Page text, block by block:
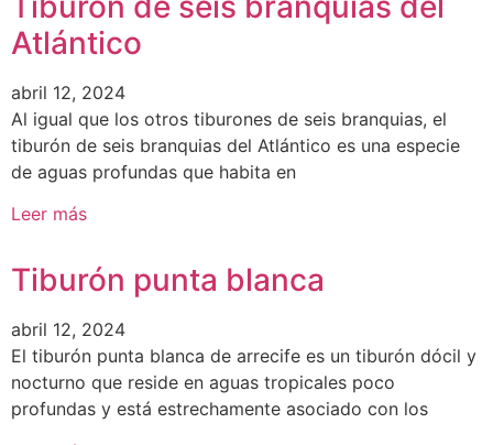
Atlántico
abril 12, 2024
Al igual que los otros tiburones de seis branquias, el
tiburón de seis branquias del Atlántico es una especie
de aguas profundas que habita en
Leer más
Tiburón punta blanca
abril 12, 2024
El tiburón punta blanca de arrecife es un tiburón dócil y
nocturno que reside en aguas tropicales poco
profundas y está estrechamente asociado con los